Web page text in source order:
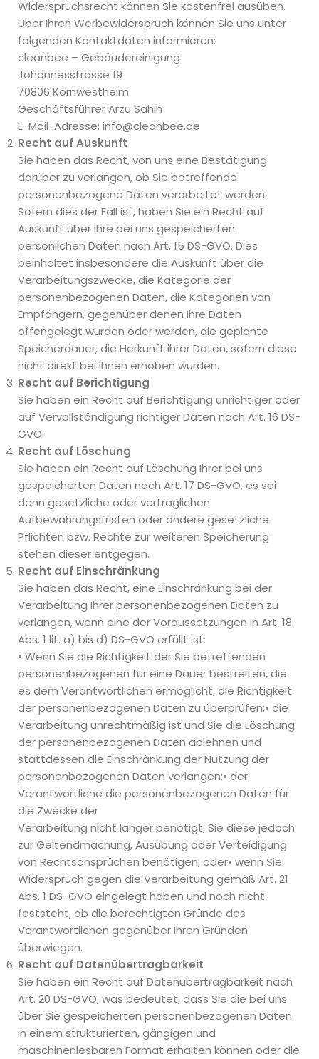
Widerspruchsrecht können Sie kostenfrei ausüben.
Über Ihren Werbewiderspruch können Sie uns unter
folgenden Kontaktdaten informieren:
cleanbee – Gebäudereinigung
Johannesstrasse 19
70806 Kornwestheim
Geschäftsführer Arzu Sahin
E-Mail-Adresse: info@cleanbee.de
Recht auf Auskunft
Sie haben das Recht, von uns eine Bestätigung
darüber zu verlangen, ob Sie betreffende
personenbezogene Daten verarbeitet werden.
Sofern dies der Fall ist, haben Sie ein Recht auf
Auskunft über Ihre bei uns gespeicherten
persönlichen Daten nach Art. 15 DS-GVO. Dies
beinhaltet insbesondere die Auskunft über die
Verarbeitungszwecke, die Kategorie der
personenbezogenen Daten, die Kategorien von
Empfängern, gegenüber denen Ihre Daten
offengelegt wurden oder werden, die geplante
Speicherdauer, die Herkunft ihrer Daten, sofern diese
nicht direkt bei Ihnen erhoben wurden.
Recht auf Berichtigung
Sie haben ein Recht auf Berichtigung unrichtiger oder
auf Vervollständigung richtiger Daten nach Art. 16 DS-
GVO.
Recht auf Löschung
Sie haben ein Recht auf Löschung Ihrer bei uns
gespeicherten Daten nach Art. 17 DS-GVO, es sei
denn gesetzliche oder vertraglichen
Aufbewahrungsfristen oder andere gesetzliche
Pflichten bzw. Rechte zur weiteren Speicherung
stehen dieser entgegen.
Recht auf Einschränkung
Sie haben das Recht, eine Einschränkung bei der
Verarbeitung Ihrer personenbezogenen Daten zu
verlangen, wenn eine der Voraussetzungen in Art. 18
Abs. 1 lit. a) bis d) DS-GVO erfüllt ist:
• Wenn Sie die Richtigkeit der Sie betreffenden
personenbezogenen für eine Dauer bestreiten, die
es dem Verantwortlichen ermöglicht, die Richtigkeit
der personenbezogenen Daten zu überprüfen;• die
Verarbeitung unrechtmäßig ist und Sie die Löschung
der personenbezogenen Daten ablehnen und
stattdessen die Einschränkung der Nutzung der
personenbezogenen Daten verlangen;• der
Verantwortliche die personenbezogenen Daten für
die Zwecke der
Verarbeitung nicht länger benötigt, Sie diese jedoch
zur Geltendmachung, Ausübung oder Verteidigung
von Rechtsansprüchen benötigen, oder• wenn Sie
Widerspruch gegen die Verarbeitung gemäß Art. 21
Abs. 1 DS-GVO eingelegt haben und noch nicht
feststeht, ob die berechtigten Gründe des
Verantwortlichen gegenüber Ihren Gründen
überwiegen.
Recht auf Datenübertragbarkeit
Sie haben ein Recht auf Datenübertragbarkeit nach
Art. 20 DS-GVO, was bedeutet, dass Sie die bei uns
über Sie gespeicherten personenbezogenen Daten
in einem strukturierten, gängigen und
maschinenlesbaren Format erhalten können oder die